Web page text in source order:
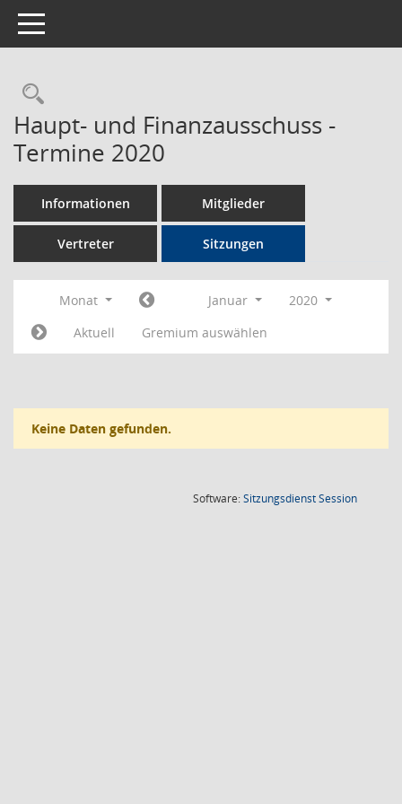
Toggle navigation
Rechercheauswahl
Haupt- und Finanzausschuss -
Termine 2020
Informationen Mitglieder
Vertreter Sitzungen
Monat Januar
2020
Aktuell
Gremium auswählen
Keine Daten gefunden.
Software:SitzungsdienstSession(Wird in